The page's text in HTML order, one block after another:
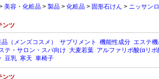
美容・化粧品 > 製品 > 化粧品 > 固形石けん > ニッサン
ンツ
（メンズコスメ） サプリメント 機能性成分 エステ
テ・サロン・スパ向け 大麦若葉 アルファリポ酸(αリポ
豆乳 寒天 車椅子
ンツ